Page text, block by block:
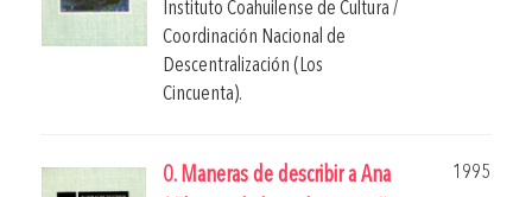
Instituto Coahuilense de Cultura /
Coordinación Nacional de
Descentralización (Los
Cincuenta).
0. Maneras de describir a Ana
1995